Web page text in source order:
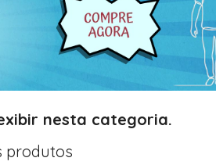
nesta categoria.
produtos